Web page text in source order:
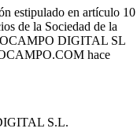
estipulado en artículo 10
de la Sociedad de la
DIGITAL SL
hace
S.L.